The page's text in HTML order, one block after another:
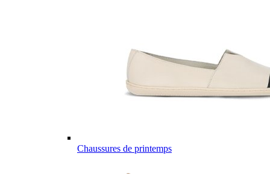
Chaussures de printemps